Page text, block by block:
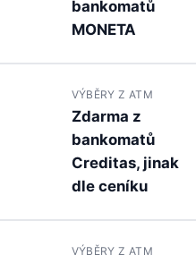
bankomatů
MONETA
VÝBĚRY Z ATM
Zdarma z
bankomatů
Creditas, jinak
dle ceníku
VÝBĚRY Z ATM